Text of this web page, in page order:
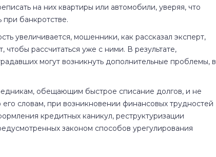
на них квартиры или автомобили, уверяя, что
банкротстве.
увеличивается, мошенники, как рассказал эксперт,
рассчитаться уже с ними. В результате,
могут возникнуть дополнительные проблемы, в
обещающим быстрое списание долгов, и не
словам, при возникновении финансовых трудностей
кредитных каникул, реструктуризации
законом способов урегулирования